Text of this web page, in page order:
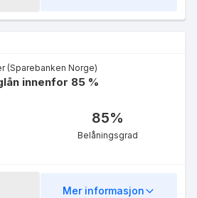
(Sparebanken Norge)
innenfor 85 %
85%
Belåningsgrad
Mer informasjon